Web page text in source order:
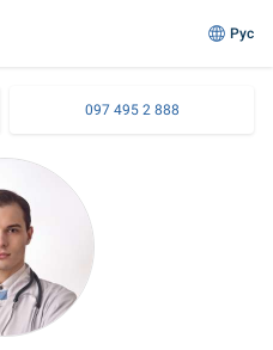
Рус
097 495 2 888